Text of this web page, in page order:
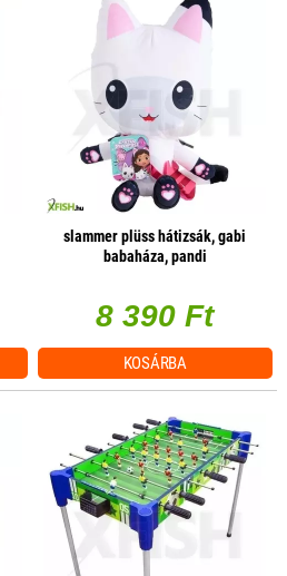
slammer plüss hátizsák, gabi
babaháza, pandi
8 390 Ft
KOSÁRBA